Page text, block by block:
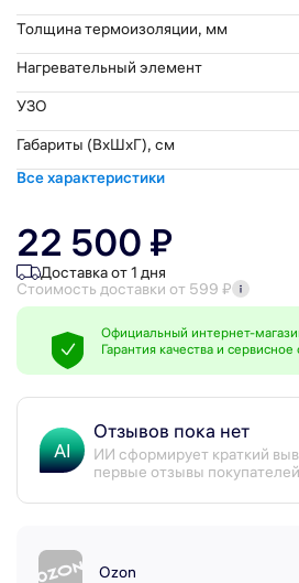
Толщина термоизоляции, мм
Нагревательный элемент
УЗО
Габариты (ВхШхГ), см
Все характеристики
22 500 ₽
Доставка от 1 дня
Стоимость доставки от 599 ₽
Официальный интернет-
Гарантия качества и
AI
Отзывов пока нет
ИИ сформирует краткий
первые отзывы покупателей
Ozon